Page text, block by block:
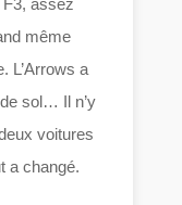
F3, assez
même
L’Arrows a
sol… Il n’y
voitures
a changé.